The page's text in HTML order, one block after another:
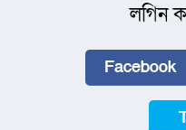
লগিন
Facebook